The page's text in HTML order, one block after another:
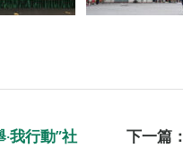
我行動”社
下一篇：